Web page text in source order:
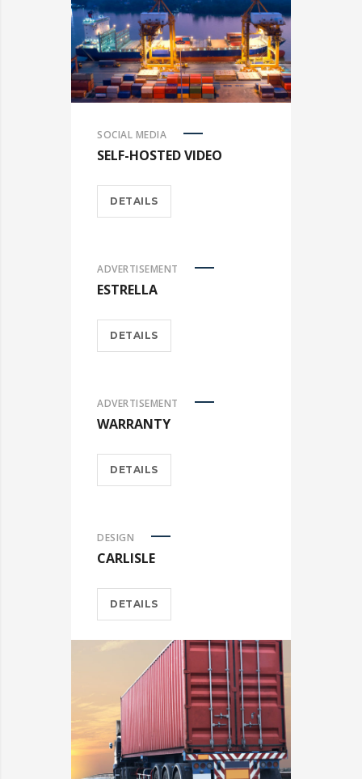
SOCIAL MEDIA
SELF-HOSTED VIDEO
DETAILS
ADVERTISEMENT
ESTRELLA
DETAILS
ADVERTISEMENT
WARRANTY
DETAILS
DESIGN
CARLISLE
DETAILS